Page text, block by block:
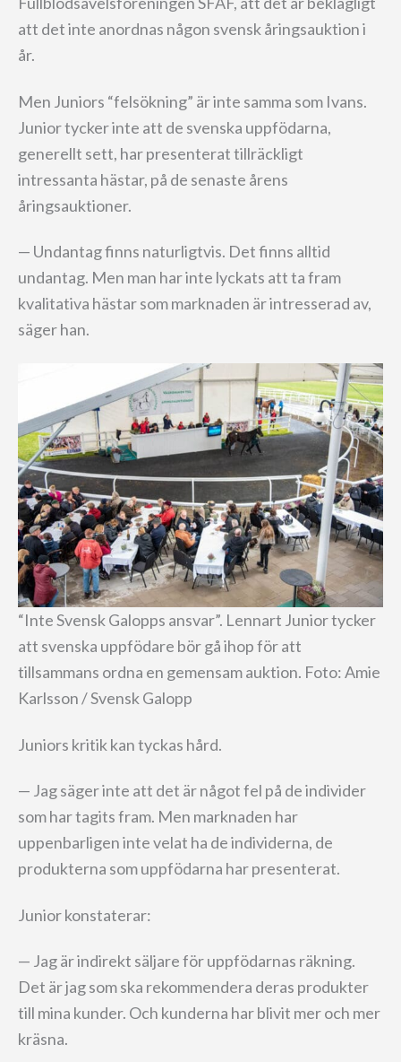
att det inte anordnas någon svensk åringsauktion i
år.
Men Juniors “felsökning” är inte samma som Ivans.
Junior tycker inte att de svenska uppfödarna,
generellt sett, har presenterat tillräckligt
intressanta hästar, på de senaste årens
åringsauktioner.
— Undantag finns naturligtvis. Det finns alltid
undantag. Men man har inte lyckats att ta fram
kvalitativa hästar som marknaden är intresserad av,
säger han.
“Inte Svensk Galopps ansvar”. Lennart Junior tycker
att svenska uppfödare bör gå ihop för att
tillsammans ordna en gemensam auktion. Foto: Amie
Karlsson / Svensk Galopp
Juniors kritik kan tyckas hård.
— Jag säger inte att det är något fel på de individer
som har tagits fram. Men marknaden har
uppenbarligen inte velat ha de individerna, de
produkterna som uppfödarna har presenterat.
Junior konstaterar:
— Jag är indirekt säljare för uppfödarnas räkning.
Det är jag som ska rekommendera deras produkter
till mina kunder. Och kunderna har blivit mer och mer
kräsna.